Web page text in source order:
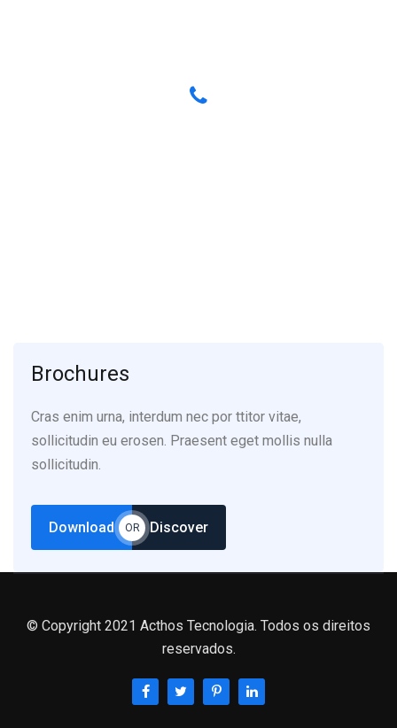
Brochures
Cras enim urna, interdum nec por ttitor vitae,
sollicitudin eu erosen. Praesent eget mollis nulla
sollicitudin.
Download OR Discover
© Copyright 2021 Acthos Tecnologia. Todos os direitos
reservados.